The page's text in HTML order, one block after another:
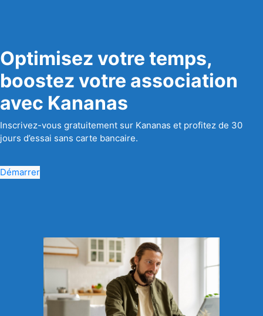
Optimisez votre temps,
boostez votre association
avec Kananas
Inscrivez-vous gratuitement sur Kananas et profitez de 30
jours d’essai sans carte bancaire.
Démarrer